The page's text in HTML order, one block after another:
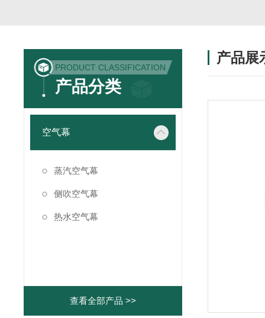
PRODUCT CLASSIFICATION
产品分类
空气幕
蒸汽空气幕
侧吹空气幕
热水空气幕
查看全部产品 >>
产品展